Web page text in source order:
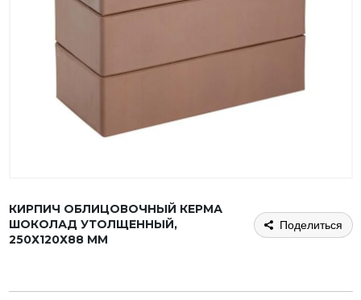
КИРПИЧ ОБЛИЦОВОЧНЫЙ КЕРМА
ШОКОЛАД УТОЛЩЕННЫЙ,
250Х120Х88 ММ
Поделиться